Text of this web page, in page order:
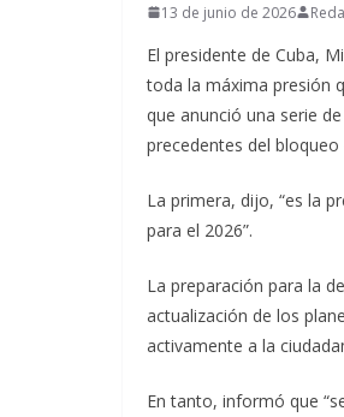
13 de junio de 2026
El presidente de Cuba,
toda la máxima presión
que anunció una serie
precedentes del
La primera, dijo, “es la
para el 2026”.
La preparación para la
actualización de los
activamente a la
En tanto, informó que